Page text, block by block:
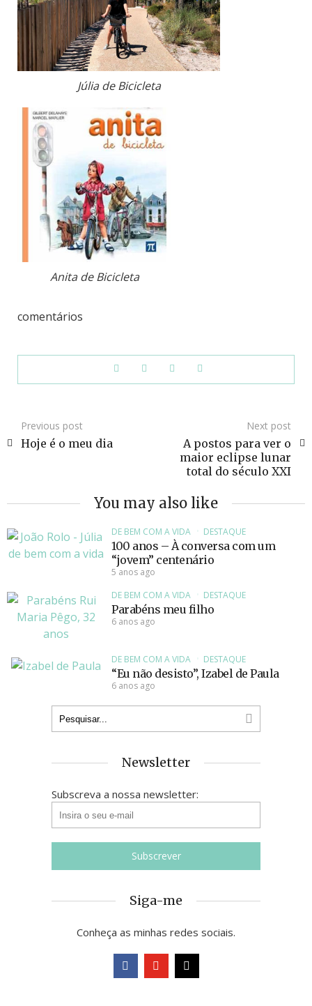
Júlia de Bicicleta
Anita de Bicicleta
comentários
Previous post
Hoje é o meu dia
Next post
A postos para ver o
maior eclipse lunar
total do século XXI
You may also like
DE BEM COM A VIDA DESTAQUE
100 anos – À conversa com um
“jovem” centenário
5 anos ago
DE BEM COM A VIDA
DESTAQUE
Parabéns meu filho
6 anos ago
DE BEM COM A VIDA DESTAQUE
“Eu não desisto”, Izabel de Paula
6 anos ago
Newsletter
Subscreva a nossa newsletter:
Siga-me
Conheça as minhas redes sociais.